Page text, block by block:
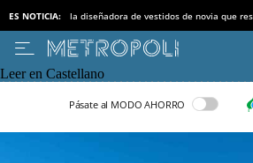
ES NOTICIA: la diseñadora de vestidos de novia que
Leer en Castellano
Pásate al MODO AHORRO